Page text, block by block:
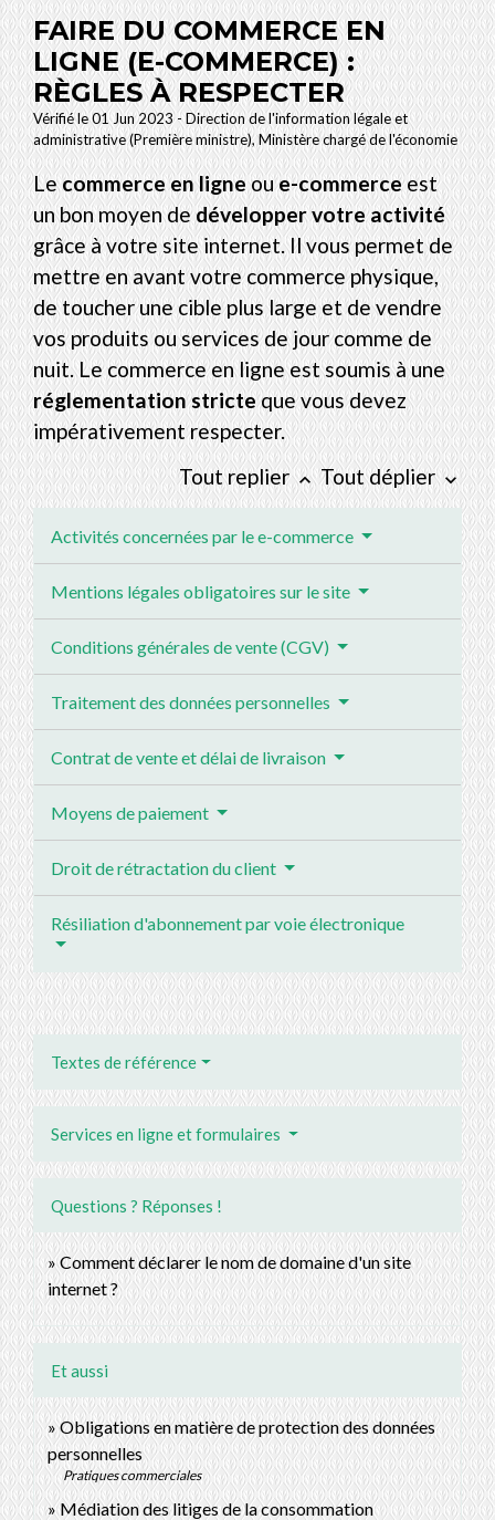
FAIRE DU COMMERCE EN
LIGNE (E-COMMERCE) :
RÈGLES À RESPECTER
Vérifié le 01 Jun 2023 - Direction de l'information légale et
administrative (Première ministre), Ministère chargé de l'économie
Lecommerce en ligneoue-commerceest
un bon moyen dedévelopper votre activité
grâce à votre site internet. Il vous permet de
mettre en avant votre commerce physique,
de toucher une cible plus large et de vendre
vos produits ou services de jour comme de
nuit. Le commerce en ligne est soumis à une
réglementation stricteque vous devez
impérativement respecter.
Tout replier keyboard_arrow_up Tout déplierkeyboard_arrow_down
Activités concernées par le e-commerce
Mentions légales obligatoires sur le site
Conditions générales de vente (CGV)
Traitement des données personnelles
Contrat de vente et délai de livraison
Moyens de paiement
Droit de rétractation du client
Résiliation d'abonnement par voie électronique
Textes de référence
Services en ligne et formulaires
Questions ? Réponses !
Comment déclarer le nom de domaine d'un site
internet ?
Et aussi
Obligations en matière de protection des données
personnelles
Pratiques commerciales
Médiation des litiges de la consommation